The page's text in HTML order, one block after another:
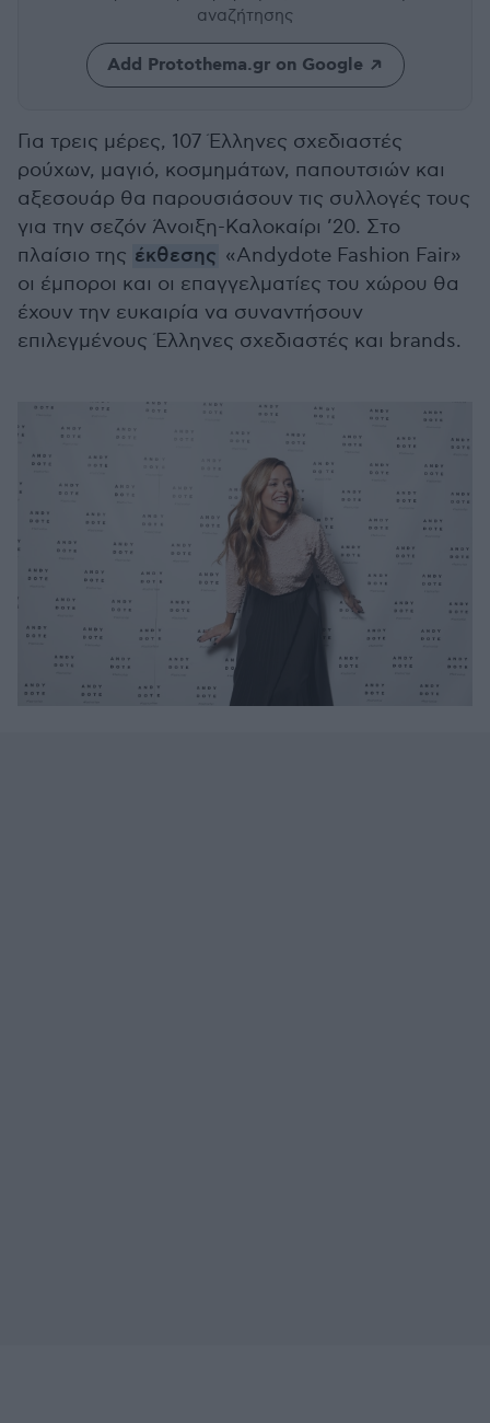
αναζήτησης
Add Protothema.gr on Google
Για τρεις μέρες, 107 Έλληνες σχεδιαστές
ρούχων, μαγιό, κοσμημάτων, παπουτσιών και
αξεσουάρ θα παρουσιάσουν τις συλλογές τους
για την σεζόν Άνοιξη-Καλοκαίρι ’20. Στο
πλαίσιο της έκθεσης «Andydote Fashion Fair»
οι έμποροι και οι επαγγελματίες του χώρου θα
έχουν την ευκαιρία να συναντήσουν
επιλεγμένους Έλληνες σχεδιαστές και brands.